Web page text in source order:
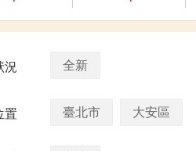
況 全新
置 臺北市 大安區